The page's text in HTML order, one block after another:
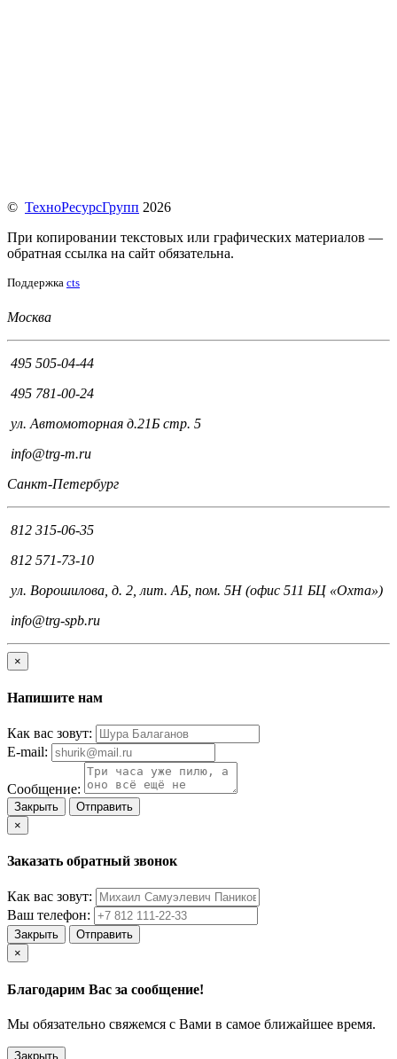
© ТехноРесурсГрупп 2026
При копировании текстовых или графических материалов —
обратная ссылка на сайт обязательна.
Поддержка cts
Москва
495 505-04-44
495 781-00-24
ул. Автомоторная д.21Б стр. 5
info@trg-m.ru
Санкт-Петербург
812 315-06-35
812 571-73-10
ул. Ворошилова, д. 2, лит. АБ, пом. 5Н (офис 511 БЦ «Охта»)
info@trg-spb.ru
×
Напишите нам
Как вас зовут:
E-mail:
Сообщение:
Закрыть
Отправить
×
Заказать обратный звонок
Как вас зовут:
Ваш телефон:
Закрыть
Отправить
×
Благодарим Вас за сообщение!
Мы обязательно свяжемся с Вами в самое ближайшее время.
Закрыть